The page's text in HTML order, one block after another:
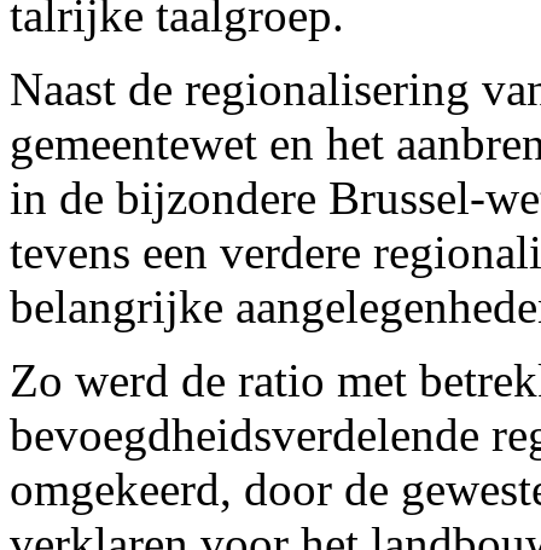
talrijke taalgroep.
Naast de regionalisering
gemeentewet en het
in de bijzondere Brussel-
tevens een verdere
belangrijke
Zo werd de ratio met
bevoegdheidsverdelende
omgekeerd, door de